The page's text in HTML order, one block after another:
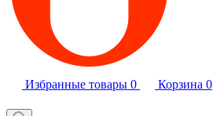
Избранные товары 0 Корзина 0